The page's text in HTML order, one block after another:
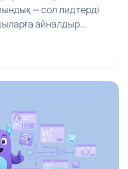
процесінің
— сол лидтерді